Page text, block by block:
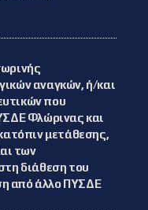
αναγκών, ή/και
που
Φλώρινας και
μετάθεσης,
των
διάθεση του
από άλλο ΠΥΣΔΕ